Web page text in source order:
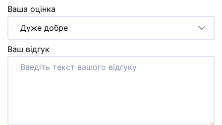
Ваша оцінка
Дуже добре
Ваш відгук